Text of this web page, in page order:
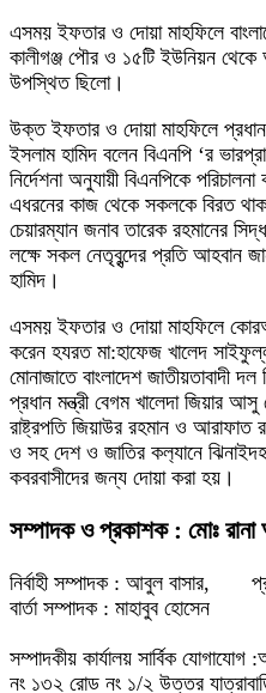
এসময় ইফতার ও দোয়া মাহফিলে
কালীগঞ্জ পৌর ও ১৫টি ইউনিয়ন থেকে
উপস্থিত ছিলো।
উক্ত ইফতার ও দোয়া মাহফিলে
ইসলাম হামিদ বলেন বিএনপি ‘র
নির্দেশনা অনুযায়ী বিএনপিকে
এধরনের কাজ থেকে সকলকে বিরত
চেয়ারম্যান জনাব তারেক রহমানের
লক্ষে সকল নেতৃবৃন্দের প্রতি আহবান
হামিদ।
এসময় ইফতার ও দোয়া মাহফিলে
করেন হযরত মা:হাফেজ খালেদ
মোনাজাতে বাংলাদেশ জাতীয়তাবাদী
প্রধান মন্ত্রী বেগম খালেদা জিয়ার
রাষ্ট্রপতি জিয়াউর রহমান ও আরাফাত
ও সহ দেশ ও জাতির কল‍্যানে
কবরবাসীদের জন্য দোয়া করা হয়।
সম্পাদক ও প্রকাশক : মোঃ
নির্বাহী সম্পাদক : আবুল বাসার,
বার্তা সম্পাদক : মাহাবুব হোসেন
সম্পাদকীয় কার্যালয় সার্বিক যোগাযোগ
নং ১৩২ রোড নং ১/২ উত্তর